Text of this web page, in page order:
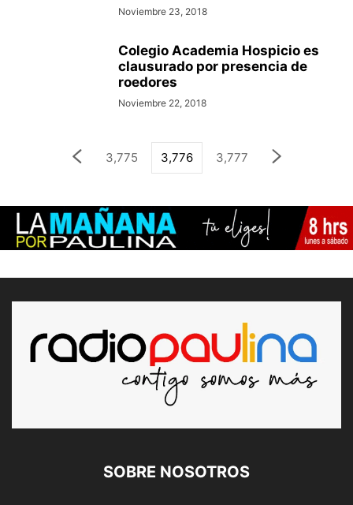
Noviembre 23, 2018
Colegio Academia Hospicio es
clausurado por presencia de
roedores
Noviembre 22, 2018
3,775 3,776 3,777
SOBRE NOSOTROS